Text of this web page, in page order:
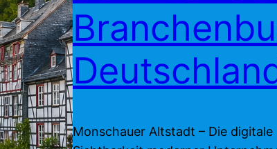
Monschauer Altstadt – Die digitale